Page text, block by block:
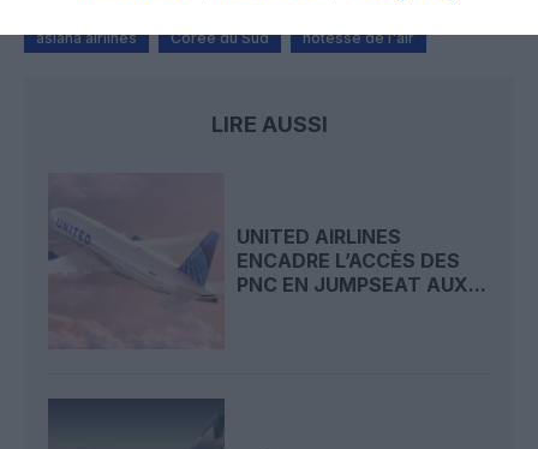
asiana airlines Corée du Sud hôtesse de l'air
LIRE AUSSI
UNITED AIRLINES
ENCADRE L’ACCÈS DES
PNC EN JUMPSEAT AUX...